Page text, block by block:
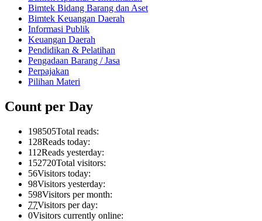
Bimtek Bidang Barang dan Aset
Bimtek Keuangan Daerah
Informasi Publik
Keuangan Daerah
Pendidikan & Pelatihan
Pengadaan Barang / Jasa
Perpajakan
Pilihan Materi
Count per Day
198505Total reads:
128Reads today:
112Reads yesterday:
152720Total visitors:
56Visitors today:
98Visitors yesterday:
598Visitors per month:
77Visitors per day:
0Visitors currently online: